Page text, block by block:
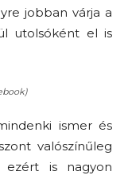
jobban várja a
utolsóként el is
ismer és
valószínűleg
ezért is nagyon